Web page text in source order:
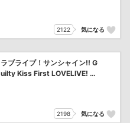
2122 気になる
ラブライブ！サンシャイン!! G
uilty Kiss First LOVELIVE! ～
2198 気になる